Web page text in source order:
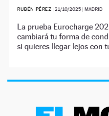
RUBÉN PÉREZ |21/10/2025 | MADRID
La prueba Eurocharge
cambiará tu forma de
si quieres llegar lejos con